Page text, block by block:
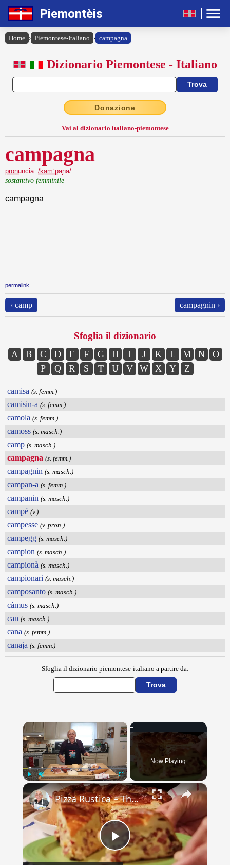
Piemontèis
Home › Piemontese-Italiano › campagna
Dizionario Piemontese - Italiano
Donazione
Vai al dizionario italiano-piemontese
campagna
pronuncia: /kamˈpaɲa/
sostantivo femminile
campagna
permalink
‹ camp campagnin ›
Sfoglia il dizionario
A B C D E F G H I J K L M N
O
P
Q R S T U V W X Y Z
camisa (s. femm.)
camisin-a (s. femm.)
camola (s. femm.)
camoss (s. masch.)
camp (s. masch.)
campagna (s. femm.)
campagnin (s. masch.)
campan-a (s. femm.)
campanin (s. masch.)
campé (v.)
campesse (v. pron.)
campegg (s. masch.)
campion (s. masch.)
campionà (s. masch.)
campionari (s. masch.)
camposanto (s. masch.)
càmus (s. masch.)
can (s. masch.)
cana (s. femm.)
canaja (s. femm.)
Sfoglia il dizionario piemontese-italiano a partire da:
×
Unmute Fullscreen
Now Playing
×
Play
Pizza Rustica – The Ultimate Italian Easter Pie!